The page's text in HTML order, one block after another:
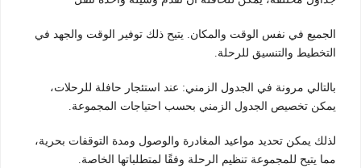
الجميع في نفس الوقت والمكان. يتيح ذلك توفير الوقت والجهد في
التخطيط والتنسيق للرحلة.
بالتالي مرونة في الجدول الزمني: عند استئجار حافلة للرحلات،
يمكن تخصيص الجدول الزمني بحسب احتياجات المجموعة.
لذلك يمكن تحديد مواعيد المغادرة والوصول ومدة التوقفات بحرية،
مما يتيح للمجموعة تنظيم الرحلة وفقًا لمتطلباتها الخاصة.